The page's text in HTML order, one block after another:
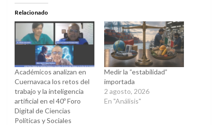
(Se
abre
en
una
ventana
nueva)
una
ventana
nueva)
Relacionado
Académicos analizan en
Cuernavaca los retos del
trabajo y la inteligencia
artificial en el 40º Foro
Digital de Ciencias
Políticas y Sociales
Medir la “estabilidad”
importada
2 agosto, 2026
En "Análisis"